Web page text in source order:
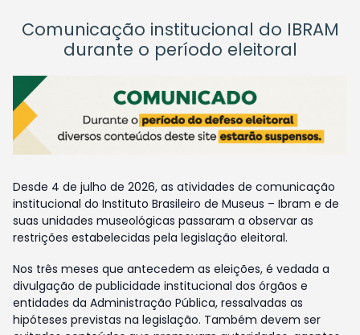
Comunicação institucional do IBRAM
durante o período eleitoral
Desde 4 de julho de 2026, as atividades de comunicação
institucional do Instituto Brasileiro de Museus – Ibram e de
suas unidades museológicas passaram a observar as
restrições estabelecidas pela legislação eleitoral.
Nos três meses que antecedem as eleições, é vedada a
divulgação de publicidade institucional dos órgãos e
entidades da Administração Pública, ressalvadas as
hipóteses previstas na legislação. Também devem ser